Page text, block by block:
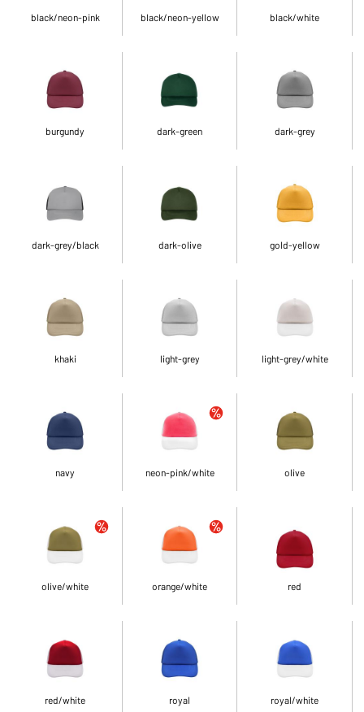
black/neon-pink black/neon-yellow black/white
burgundy dark-green dark-grey
dark-grey/black dark-olive gold-yellow
khaki light-grey light-grey/white
navy neon-pink/white olive
olive/white orange/white red
red/white royal royal/white